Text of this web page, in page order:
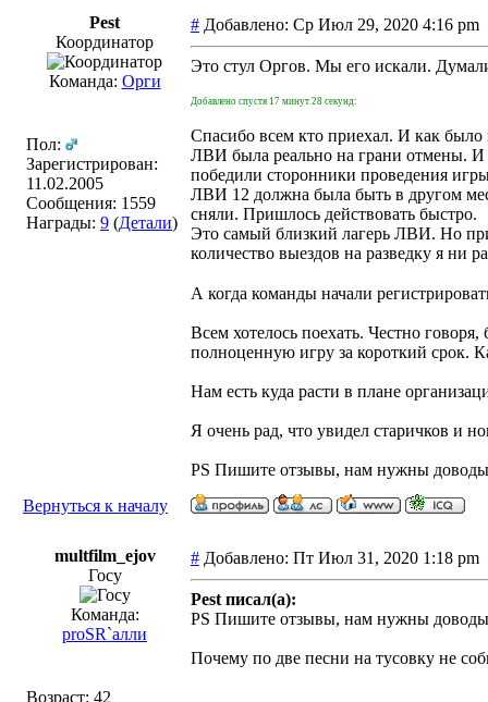
Pest
Координатор
Команда: Орги
Пол:
Зарегистрирован:
11.02.2005
Сообщения: 1559
Награды: 9 (Детали)
# Добавлено: Ср Июл 29, 2020 4:16
Это стул Оргов. Мы его искали.
Добавлено спустя 17 минут 28 секунд:
Спасибо всем кто приехал. И как
ЛВИ была реально на грани отмены. И
победили сторонники проведения
ЛВИ 12 должна была быть в другом
сняли. Пришлось действовать быстро.
Это самый близкий лагерь ЛВИ. Но
количество выездов на разведку я ни
А когда команды начали
Всем хотелось поехать. Честно
полноценную игру за короткий срок.
Нам есть куда расти в плане
Я очень рад, что увидел старичков
PS Пишите отзывы, нам нужны доводы
Вернуться к началу
multfilm_ejov
Госу
Команда:
proSR`алли
Возраст: 42
# Добавлено: Пт Июл 31, 2020 1:18
Pest писал(а):
PS Пишите отзывы, нам нужны доводы
Почему по две песни на тусовку не